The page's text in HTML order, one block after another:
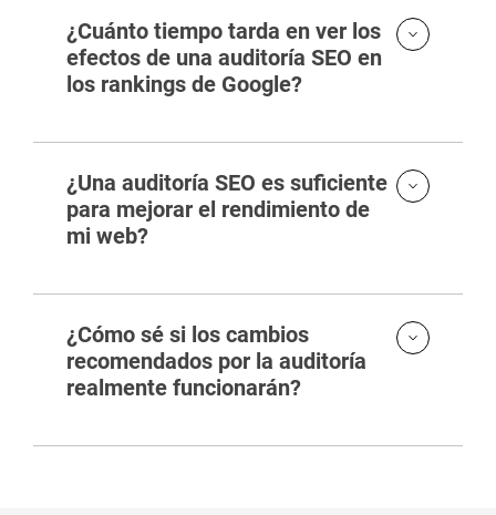
¿Cuánto tiempo tarda en ver los
efectos de una auditoría SEO en
los rankings de Google?
¿Una auditoría SEO es suficiente
para mejorar el rendimiento de
mi web?
¿Cómo sé si los cambios
recomendados por la auditoría
realmente funcionarán?